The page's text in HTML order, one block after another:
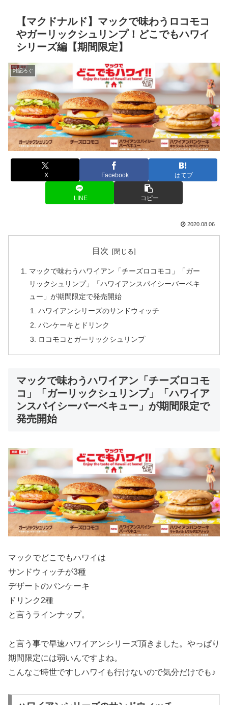
【マクドナルド】マックで味わうロコモコ
やガーリックシュリンプ！どこでもハワイ
シリーズ編【期間限定】
雑記ろぐ
X Facebook はてブ
LINE コピー
2020.08.06
目次
マックで味わうハワイアン「チーズロコモコ」「ガー
リックシュリンプ」「ハワイアンスパイシーバーベキ
ュー」が期間限定で発売開始
ハワイアンシリーズのサンドウィッチ
パンケーキとドリンク
ロコモコとガーリックシュリンプ
マックで味わうハワイアン「チーズロコモ
コ」「ガーリックシュリンプ」「ハワイア
ンスパイシーバーベキュー」が期間限定で
発売開始
マックでどこでもハワイは
サンドウィッチが3種
デザートのパンケーキ
ドリンク2種
と言うラインナップ。
と言う事で早速ハワイアンシリーズ頂きました。やっぱり
期間限定には弱いんですよね。
こんなご時世ですしハワイも行けないので気分だけでも♪